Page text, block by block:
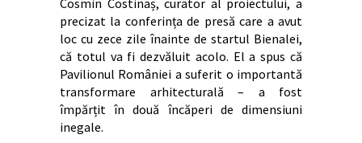
precizat la conferința de presă care a avut
loc cu zece zile înainte de startul Bienalei,
că totul va fi dezvăluit acolo. El a spus că
Pavilionul României a suferit o importantă
transformare arhitecturală – a fost
împărțit în două încăperi de dimensiuni
inegale.